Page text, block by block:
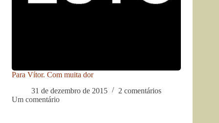
Para Vítor. Com muita dor
31 de dezembro de 2015
2 comentários
Um comentário